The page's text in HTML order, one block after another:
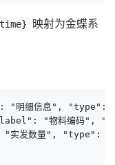
映射为金蝶系
细信息", "type":
"物料编码",
实发数量", "type":